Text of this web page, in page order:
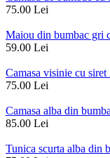
75.00 Lei
Maiou din bumbac gri
59.00 Lei
Camasa visinie cu
75.00 Lei
Camasa alba din
85.00 Lei
Tunica scurta alba din